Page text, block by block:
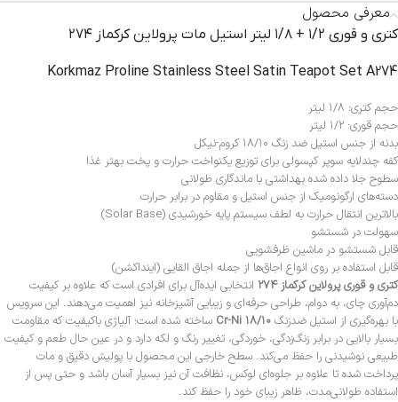
معرفی محصول
کتری و قوری ۱/۲ + ۱/۸ لیتر استیل مات پرولاین کرکماز ۲۷۴
Korkmaz Proline Stainless Steel Satin Teapot Set A274
حجم کتری: ۱/۸ لیتر
حجم قوری: ۱/۲ لیتر
بدنه از جنس استیل ضد زنگ ۱۸/۱۰ کروم-نیکل
کفه چند‌لایه سوپر کپسولی برای توزیع یکنواخت حرارت و پخت بهتر غذا
سطوح جلا داده شده بهداشتی با ماندگاری طولانی
دسته‌های ارگونومیک از جنس استیل و مقاوم در برابر حرارت
بالاترین انتقال حرارت به لطف سیستم پایه خورشیدی (Solar Base)
سهولت در شستشو
قابل شستشو در ماشین ظرفشویی
قابل استفاده بر روی انواع اجاق‌ها از جمله اجاق القایی (اینداکشن)
کتری و قوری پرولاین کرکماز ۲۷۴
انتخابی ایده‌آل برای افرادی است که علاوه بر کیفیت
دم‌آوری چای، به دوام، طراحی حرفه‌ای و زیبایی آشپزخانه نیز اهمیت می‌دهند. این سرویس
با بهره‌گیری از استیل ضدزنگ ۱۸/۱۰ Cr-Ni
ساخته شده است؛ آلیاژی باکیفیت که مقاومت
بسیار بالایی در برابر زنگ‌زدگی، خوردگی، تغییر رنگ و لکه دارد و در عین حال طعم و کیفیت
طبیعی نوشیدنی را حفظ می‌کند. سطح خارجی این محصول با پولیش دقیق و مات
پرداخت شده تا علاوه بر جلوه‌ای لوکس، نظافت آن نیز بسیار آسان باشد و حتی پس از
استفاده طولانی‌مدت، ظاهر زیبای خود را حفظ کند.